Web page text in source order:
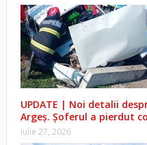
UPDATE | Noi detalii
Argeș. Șoferul a pierdut
iulie 27, 2026